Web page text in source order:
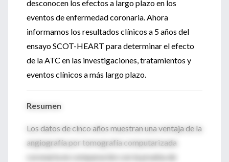
desconocen los efectos a largo plazo en los
eventos de enfermedad coronaria. Ahora
informamos los resultados clínicos a 5 años del
ensayo SCOT-HEART para determinar el efecto
de la ATC en las investigaciones, tratamientos y
eventos clínicos a más largo plazo.
Resumen
Los datos de cinco años muestran una ventaja de la
angiografía por tomografía computarizada
coronaria en comparación con la prueba de